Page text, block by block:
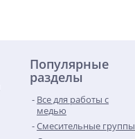
Популярные
разделы
Все для работы с
медью
Смесительные группы